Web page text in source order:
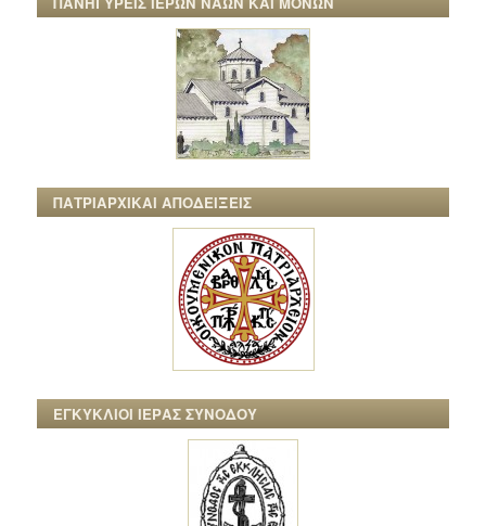
ΠΑΤΡΙΑΡΧΙΚΑΙ ΑΠΟΔΕΙΞΕΙΣ
ΕΓΚΥΚΛΙΟΙ ΙΕΡΑΣ ΣΥΝΟΔΟΥ